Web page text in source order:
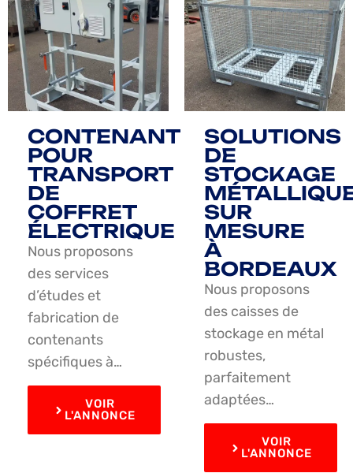
CONTENANT
POUR
TRANSPORT
DE
COFFRET
ÉLECTRIQUE
Nous proposons
des services
d’études et
fabrication de
contenants
spécifiques à…
VOIR
L'ANNONCE
SOLUTIONS
DE
STOCKAGE
SUR
MESURE
À
BORDEAUX
Nous proposons
des caisses de
stockage en métal
robustes,
parfaitement
adaptées…
VOIR
L'ANNONCE